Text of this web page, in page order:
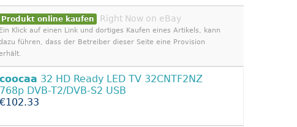
Produkt online kaufen Right Now on eBay
Ein Klick auf einen Link und dortiges Kaufen eines Artikels, kann
führen, dass der Betreiber dieser Seite eine Provision
coocaa 32 HD Ready LED TV 32CNTF2NZ
768p DVB-T2/DVB-S2 USB
€102.33